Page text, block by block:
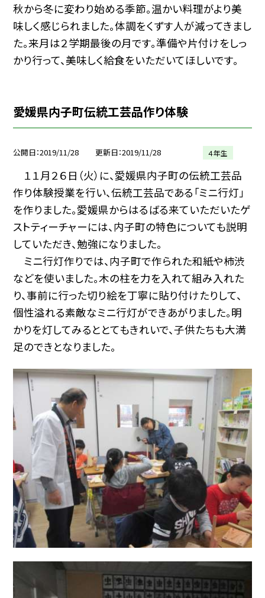
秋から冬に変わり始める季節。温かい料理がより美
味しく感じられました。体調をくずす人が減ってきまし
た。来月は２学期最後の月です。準備や片付けをしっ
かり行って、美味しく給食をいただいてほしいです。
愛媛県内子町伝統工芸品作り体験
公開日 2019/11/28 更新日 2019/11/28 ４年生
１１月２６日（火）に、愛媛県内子町の伝統工芸品
作り体験授業を行い、伝統工芸品である「ミニ行灯」
を作りました。愛媛県からはるばる来ていただいたゲ
ストティーチャーには、内子町の特色についても説明
していただき、勉強になりました。
ミニ行灯作りでは、内子町で作られた和紙や柿渋
などを使いました。木の柱を力を入れて組み入れた
り、事前に行った切り絵を丁寧に貼り付けたりして、
個性溢れる素敵なミニ行灯ができあがりました。明
かりを灯してみるととてもきれいで、子供たちも大満
足のできとなりました。